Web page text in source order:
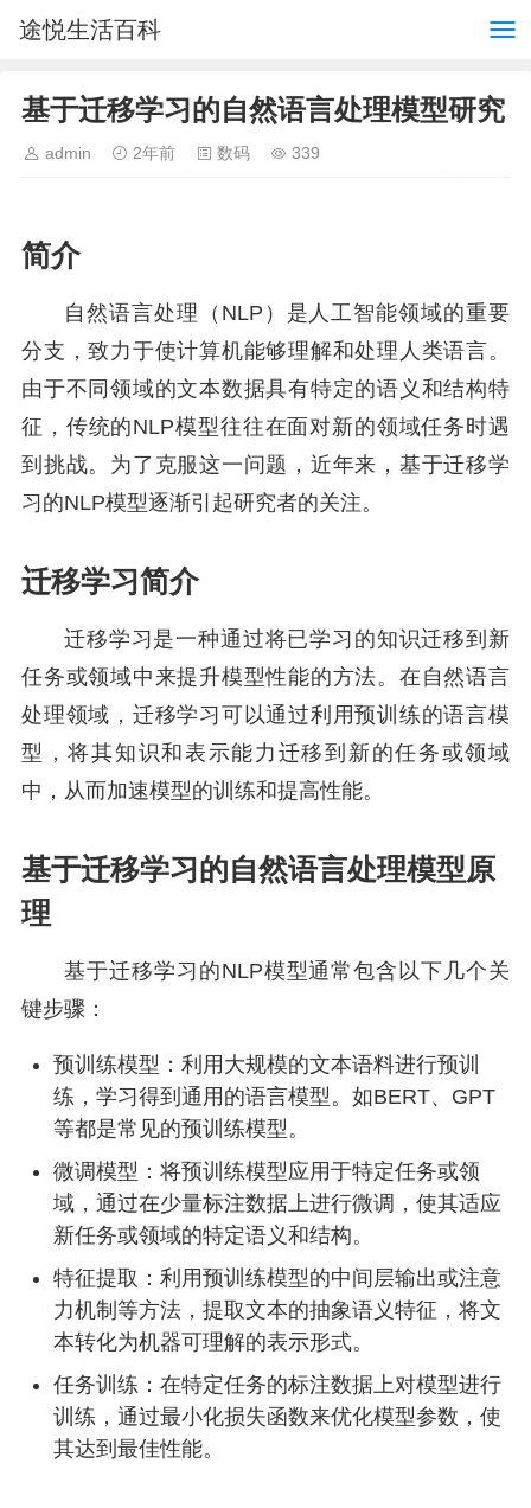
途悦生活百科
基于迁移学习的自然语言处理模型研究
admin 2年前 数码 339
简介
自然语言处理（NLP）是人工智能领域的重要
分支，致力于使计算机能够理解和处理人类语言。
由于不同领域的文本数据具有特定的语义和结构特
征，传统的NLP模型往往在面对新的领域任务时遇
到挑战。为了克服这一问题，近年来，基于迁移学
习的NLP模型逐渐引起研究者的关注。
迁移学习简介
迁移学习是一种通过将已学习的知识迁移到新
任务或领域中来提升模型性能的方法。在自然语言
处理领域，迁移学习可以通过利用预训练的语言模
型，将其知识和表示能力迁移到新的任务或领域
中，从而加速模型的训练和提高性能。
基于迁移学习的自然语言处理模型原
理
基于迁移学习的NLP模型通常包含以下几个关
键步骤：
预训练模型：利用大规模的文本语料进行预训
练，学习得到通用的语言模型。如BERT、GPT
等都是常见的预训练模型。
微调模型：将预训练模型应用于特定任务或领
域，通过在少量标注数据上进行微调，使其适应
新任务或领域的特定语义和结构。
特征提取：利用预训练模型的中间层输出或注意
力机制等方法，提取文本的抽象语义特征，将文
本转化为机器可理解的表示形式。
任务训练：在特定任务的标注数据上对模型进行
训练，通过最小化损失函数来优化模型参数，使
其达到最佳性能。